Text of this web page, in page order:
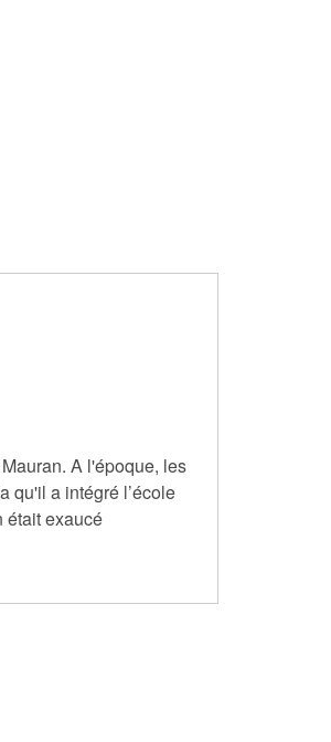
A l'époque, les
qu'il a intégré l’école
était exaucé